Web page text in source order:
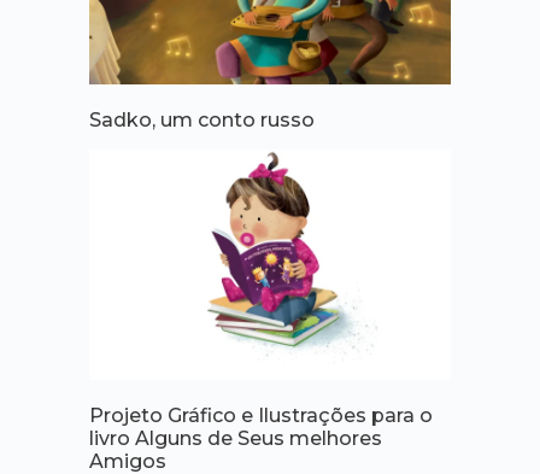
Sadko, um conto russo
Projeto Gráfico e Ilustrações para o
livro Alguns de Seus melhores
Amigos